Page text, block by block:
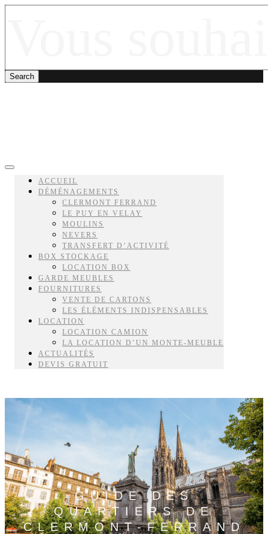
ACCUEIL
DÉMÉNAGEMENTS
CLERMONT FERRAND
LE PUY EN VELAY
MOULINS
NEVERS
TRANSFERT D’ACTIVITÉ
BOX STOCKAGE
LOCATION BOX
GARDE MEUBLES
FOURNITURES
VENTE DE CARTONS
LES ÉLÉMENTS INDISPENSABLES
LOCATION
LOCATION CAMION
LA LOCATION D’UN MONTE-MEUBLE
ACTUALITÉS
DEVIS GRATUIT
GUIDE DES
QUARTIERS DE
CLERMONT-FERRAND